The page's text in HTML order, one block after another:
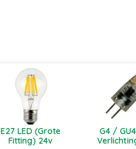
E27 LED (Grote
Fitting) 24v
G4 /